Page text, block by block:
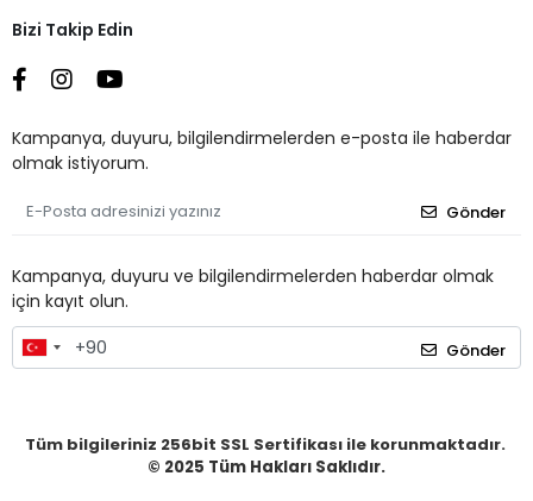
Bizi Takip Edin
Kampanya, duyuru, bilgilendirmelerden e-posta ile haberdar
olmak istiyorum.
Gönder
Kampanya, duyuru ve bilgilendirmelerden haberdar olmak
için kayıt olun.
Gönder
Tüm bilgileriniz 256bit SSL Sertifikası ile korunmaktadır.
© 2025 Tüm Hakları Saklıdır.